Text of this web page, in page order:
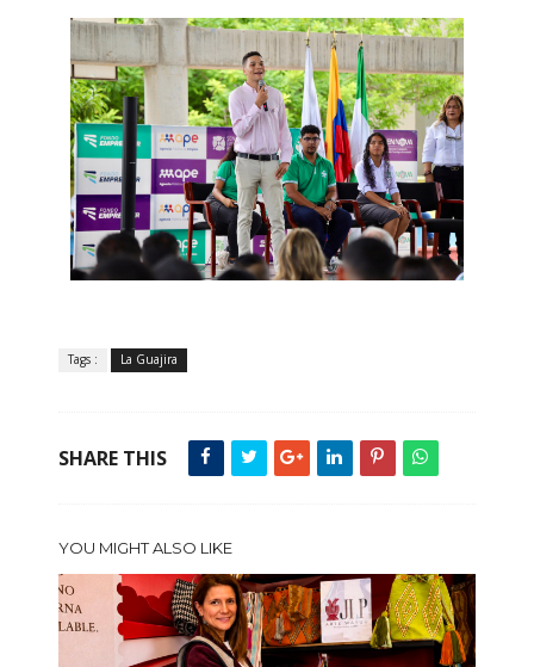
Tags : La Guajira
SHARE THIS
YOU MIGHT ALSO LIKE